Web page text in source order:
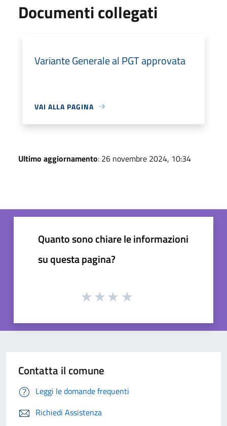
Documenti collegati
Variante Generale al PGT approvata
VAI ALLA PAGINA
Ultimo aggiornamento: 26 novembre 2024, 10:34
Quanto sono chiare le informazioni
su questa pagina?
Contatta il comune
Leggi le domande frequenti
Richiedi Assistenza